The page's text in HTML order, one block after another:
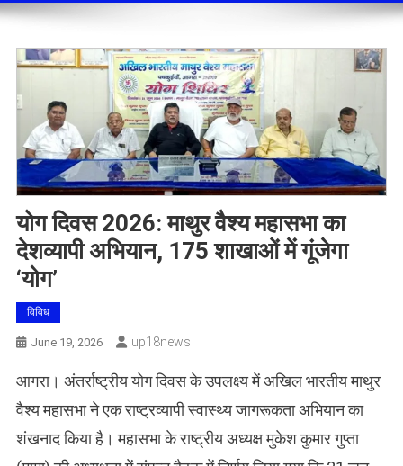
​योग दिवस 2026: माथुर वैश्य महासभा का
देशव्यापी अभियान, 175 शाखाओं में गूंजेगा
‘योग’
विविध
June 19, 2026 Up18news
आगरा। अंतर्राष्ट्रीय योग दिवस के उपलक्ष्य में अखिल भारतीय माथुर
वैश्य महासभा ने एक राष्ट्रव्यापी स्वास्थ्य जागरूकता अभियान का
शंखनाद किया है। महासभा के राष्ट्रीय अध्यक्ष मुकेश कुमार गुप्ता